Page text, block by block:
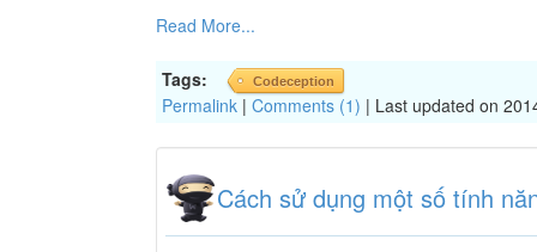
Read More...
Tags: Codeception
Permalink | Comments (1) | Last updated on
Cách sử dụng một số tính